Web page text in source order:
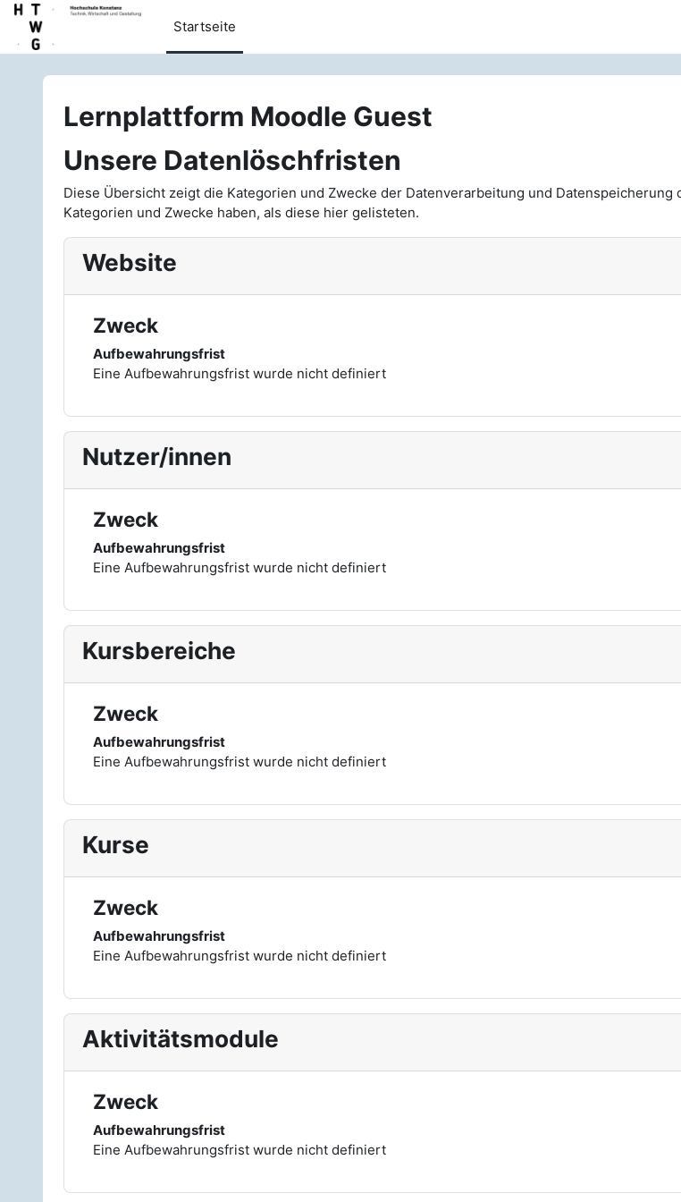
Zum Hauptinhalt
Startseite
Lernplattform Moodle Guest
Unsere Datenlöschfristen
Diese Übersicht zeigt die Kategorien und Zwecke der Datenverarbeitung und
Kategorien und Zwecke haben, als diese hier gelisteten.
Website
Zweck
Aufbewahrungsfrist
Eine Aufbewahrungsfrist wurde nicht definiert
Nutzer/innen
Zweck
Aufbewahrungsfrist
Eine Aufbewahrungsfrist wurde nicht definiert
Kursbereiche
Zweck
Aufbewahrungsfrist
Eine Aufbewahrungsfrist wurde nicht definiert
Kurse
Zweck
Aufbewahrungsfrist
Eine Aufbewahrungsfrist wurde nicht definiert
Aktivitätsmodule
Zweck
Aufbewahrungsfrist
Eine Aufbewahrungsfrist wurde nicht definiert